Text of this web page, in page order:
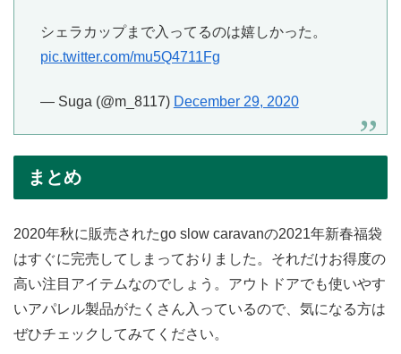
シェラカップまで入ってるのは嬉しかった。
pic.twitter.com/mu5Q4711Fg
— Suga (@m_8117) December 29, 2020
まとめ
2020年秋に販売されたgo slow caravanの2021年新春福袋
はすぐに完売してしまっておりました。それだけお得度の
高い注目アイテムなのでしょう。アウトドアでも使いやす
いアパレル製品がたくさん入っているので、気になる方は
ぜひチェックしてみてください。